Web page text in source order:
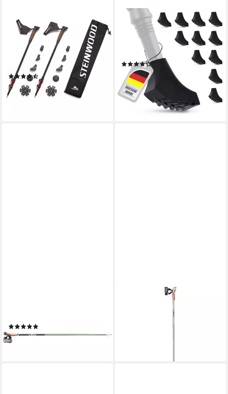
STEINWOOD
Nordic-Walking-Stöcke 100%
Carbon verstellbar mit
Teleskop und
Klemmverschluss mit extra
Gu…
(5)
69,99 € UVP89,99 €
-22%
ECENCE
Nordic-Walking-Stöcke 12x
Gummipuffer für Nordic
Walking Stöcke Pads
11,99 €
lieferbar - in 3-4 Werktagen bei dir
ab 85,50 €
lieferbar - in 6-7 Werktagen bei dir
Wanderstock Leki Damen
Nordic Walking Stöcke